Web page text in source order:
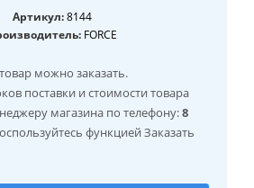
Артикул:8144
FORCE
можно заказать.
поставки и стоимости товара
магазина по телефону:8
функцией Заказать